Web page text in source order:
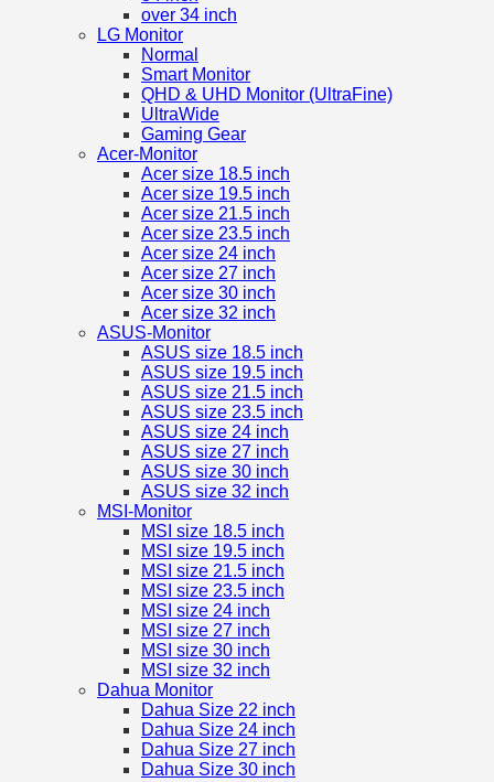
over 34 inch
LG Monitor
Normal
Smart Monitor
QHD & UHD Monitor (UltraFine)
UltraWide
Gaming Gear
Acer-Monitor
Acer size 18.5 inch
Acer size 19.5 inch
Acer size 21.5 inch
Acer size 23.5 inch
Acer size 24 inch
Acer size 27 inch
Acer size 30 inch
Acer size 32 inch
ASUS-Monitor
ASUS size 18.5 inch
ASUS size 19.5 inch
ASUS size 21.5 inch
ASUS size 23.5 inch
ASUS size 24 inch
ASUS size 27 inch
ASUS size 30 inch
ASUS size 32 inch
MSI-Monitor
MSI size 18.5 inch
MSI size 19.5 inch
MSI size 21.5 inch
MSI size 23.5 inch
MSI size 24 inch
MSI size 27 inch
MSI size 30 inch
MSI size 32 inch
Dahua Monitor
Dahua Size 22 inch
Dahua Size 24 inch
Dahua Size 27 inch
Dahua Size 30 inch